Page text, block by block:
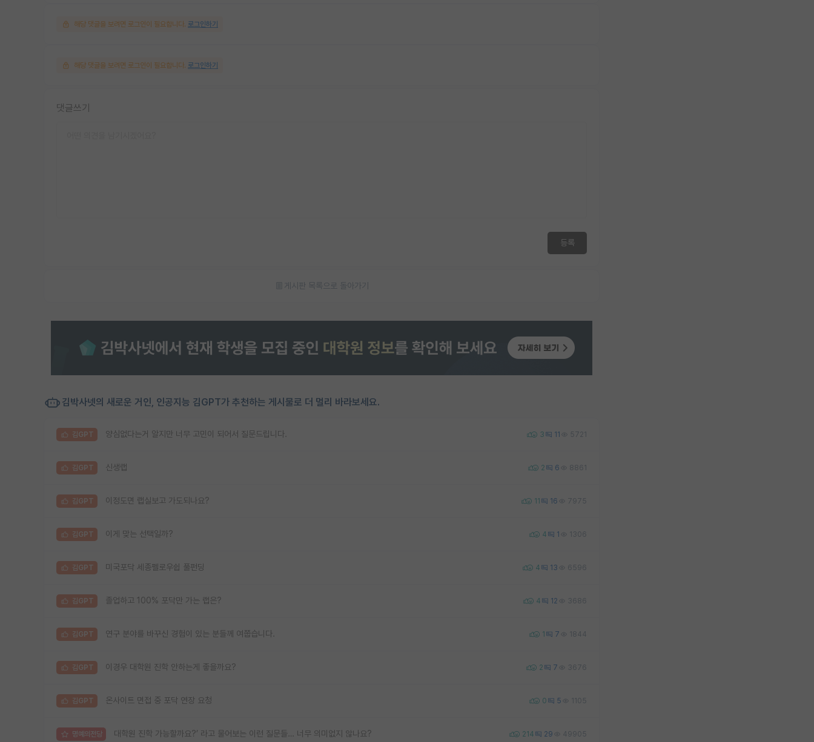
해당 댓글을 보려면 로그인이 필요합니다. 로그인하기
해당 댓글을 보려면 로그인이 필요합니다. 로그인하기
댓글쓰기
등록
게시판 목록으로 돌아가기
김박사넷의 새로운 거인, 인공지능 김GPT가 추천하는 게시물로 더 멀리 바라보세요.
김GPT 양심없다는거 알지만 너무 고민이 되어서 질문드립니다. 3 11 5721
김GPT 신생랩 2 6 8861
김GPT 이정도면 랩실보고 가도되나요? 11 16 7975
김GPT 이게 맞는 선택일까? 4 1 1306
김GPT 미국포닥 세종펠로우쉽 풀펀딩 4 13 6596
김GPT 졸업하고 100% 포닥만 가는 랩은? 4 12 3686
김GPT 연구 분야를 바꾸신 경험이 있는 분들께 여쭙습니다. 1 7 1844
김GPT 이경우 대학원 진학 안하는게 좋을까요? 2 7 3676
김GPT 온사이트 면접 중 포닥 연장 요청 0 5 1105
명예의전당 대학원 진학 가능할까요?’ 라고 물어보는 이런 질문들… 너무 의미없지 않나요? 214 29 49905